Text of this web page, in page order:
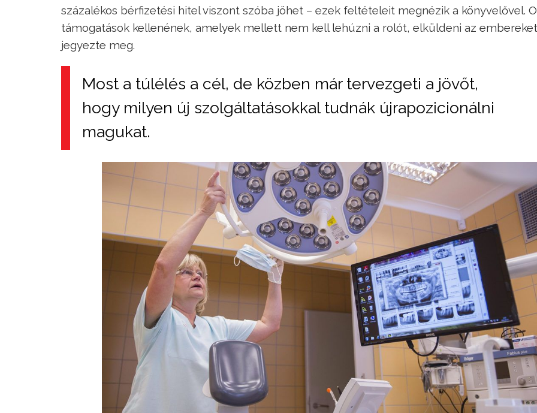
százalékos bérfizetési hitel viszont szóba jöhet – ezek feltételeit megnézik a könyvelővel.
támogatások kellenének, amelyek mellett nem kell lehúzni a rolót, elküldeni az
jegyezte meg.
Most a túlélés a cél, de közben már tervezgeti a jövőt,
hogy milyen új szolgáltatásokkal tudnák újrapozicionálni
magukat.